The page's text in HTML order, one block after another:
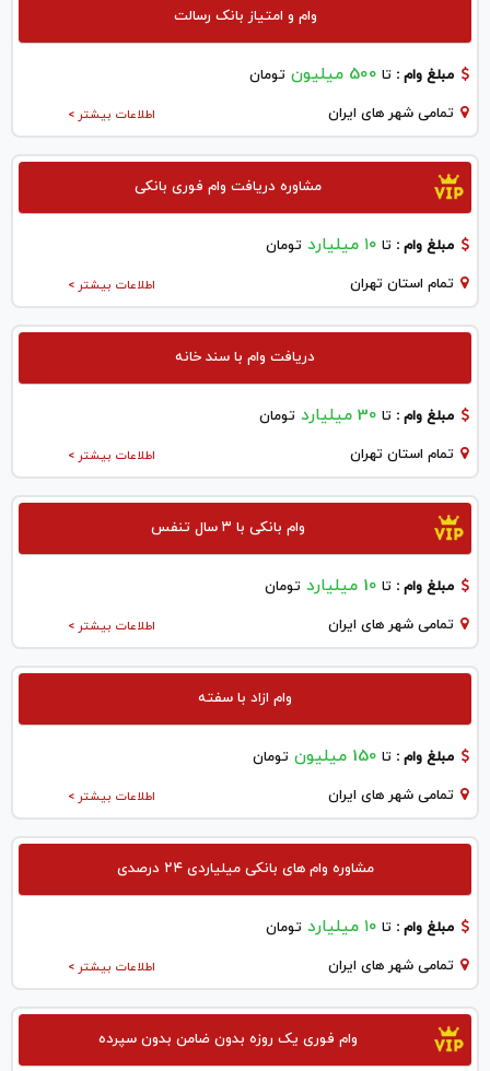
وام و امتیاز بانک رسالت
مبلغ وام : تا 500 میلیون تومان
اطلاعات بیشتر > تمامی شهر های ایران
مشاوره دریافت وام فوری بانکی
مبلغ وام : تا ۱۰ میلیارد تومان
اطلاعات بیشتر > تمام استان تهران
دریافت وام با سند خانه
مبلغ وام : تا 30 میلیارد تومان
اطلاعات بیشتر > تمام استان تهران
وام بانکی با ۳ سال تنفس
مبلغ وام : تا 10 میلیارد تومان
اطلاعات بیشتر > تمامی شهر های ایران
وام ازاد با سفته
مبلغ وام : تا 150 میلیون تومان
اطلاعات بیشتر > تمامی شهر های ایران
مشاوره وام های بانکی میلیاردی ۲۴ درصدی
مبلغ وام : تا ۱۰ میلیارد تومان
اطلاعات بیشتر > تمامی شهر های ایران
وام فوری یک روزه بدون ضامن بدون سپرده